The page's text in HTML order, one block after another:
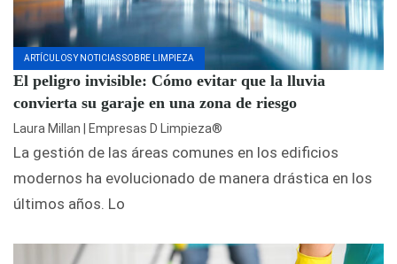
ARTÍCULOS Y NOTICIAS SOBRE LIMPIEZA
El peligro invisible: Cómo evitar que la lluvia
convierta su garaje en una zona de riesgo
Laura Millan | Empresas D Limpieza®
La gestión de las áreas comunes en los edificios
modernos ha evolucionado de manera drástica en los
últimos años. Lo